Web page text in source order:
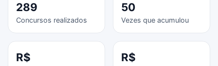
289
Concursos realizados
50
Vezes que acumulou
R$
R$